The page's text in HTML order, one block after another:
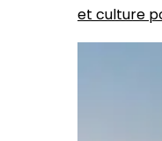
et culture